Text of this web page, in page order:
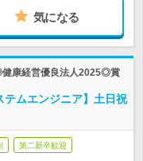
気になる
健康経営優良法人2025◎賞
ムエンジニア】土日祝
第二新卒歓迎